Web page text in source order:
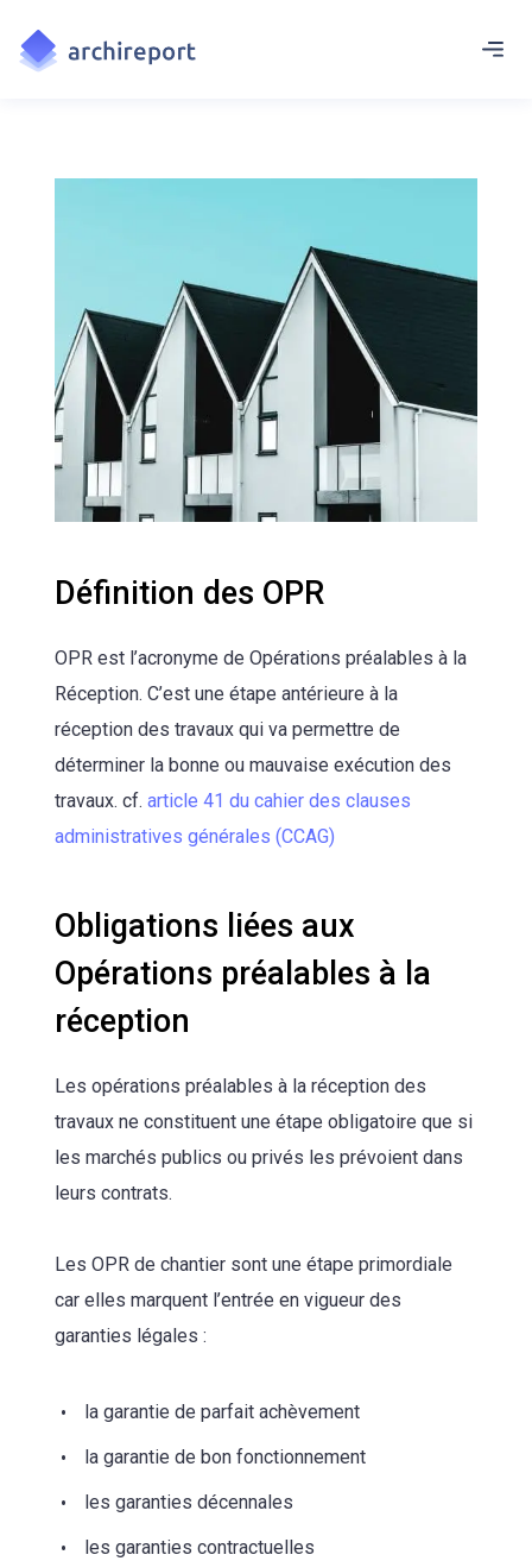
Définition des OPR
OPR est l’acronyme de Opérations préalables à la
Réception. C’est une étape antérieure à la
réception des travaux qui va permettre de
déterminer la bonne ou mauvaise exécution des
travaux. cf. article 41 du cahier des clauses
administratives générales (CCAG)
Obligations liées aux
Opérations préalables à la
réception
Les opérations préalables à la réception des
travaux ne constituent une étape obligatoire que si
les marchés publics ou privés les prévoient dans
leurs contrats.
Les OPR de chantier sont une étape primordiale
car elles marquent l’entrée en vigueur des
garanties légales :
la garantie de parfait achèvement
la garantie de bon fonctionnement
les garanties décennales
les garanties contractuelles